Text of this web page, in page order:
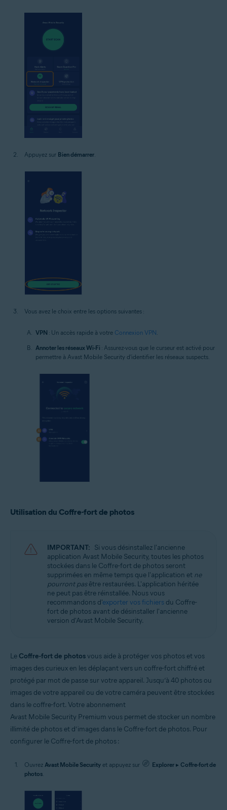
Appuyez sur Bien démarrer
Vous avez le choix entre les options suivantes :
VPN : Un accès rapide à votre Connexion VPN
Annoter les réseaux Wi-Fi : Assurez-vous que le curseur est activé pour
permettre à Avast Mobile Security d'identifier les réseaux suspects.
Utilisation du Coffre-fort de photos
IMPORTANT: Si vous désinstallez l'ancienne
application Avast Mobile Security, toutes les photos
stockées dans le Coffre-fort de photos seront
supprimées en même temps que l'application et ne
pourront pasêtre restaurées. L'application héritée
ne peut pas être réinstallée. Nous vous
recommandons d'exporter vos fichiers du Coffre-
fort de photos avant de désinstaller l'ancienne
version d'Avast Mobile Security.
Le Coffre-fort de photosvous aide à protéger vos photos et vos
images des curieux en les déplaçant vers un coffre-fort chiffré et
protégé par mot de passe sur votre appareil. Jusqu’à 40 photos ou
images de votre appareil ou de votre caméra peuvent être stockées
dans le coffre-fort. Votre abonnement
Avast Mobile Security Premium vous permet de stocker un nombre
illimité de photos et d’images dans le Coffre-fort de photos. Pour
configurer le Coffre-fort de photos :
Ouvrez Avast Mobile Security et appuyez sur Explorer ▸ Coffre-fort de
photos.